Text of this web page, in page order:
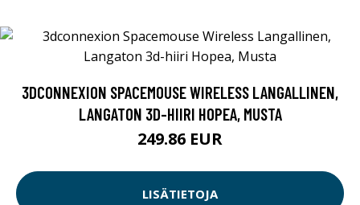
3DCONNEXION SPACEMOUSE WIRELESS LANGALLINEN,
LANGATON 3D-HIIRI HOPEA, MUSTA
249.86 EUR
LISÄTIETOJA